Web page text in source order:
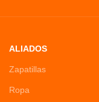
ALIADOS
Zapatillas
Ropa